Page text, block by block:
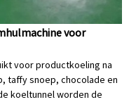
voor
voor productkoeling na
taffy snoep, chocolade en
koeltunnel worden de